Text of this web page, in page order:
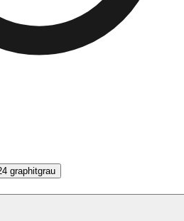
graphitgrau